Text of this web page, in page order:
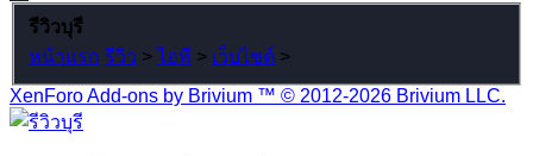
รีวิวบุรี
หน้าแรก รีวิว > ไอที > เว็บไซต์ >
XenForo Add-ons by Brivium ™ © 2012-2026 Brivium LLC.